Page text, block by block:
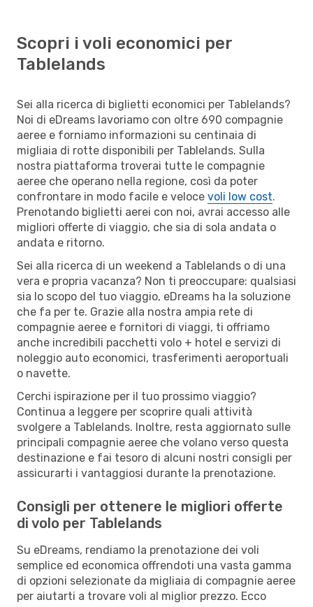
Scopri i voli economici per
Tablelands
Sei alla ricerca di biglietti economici per Tablelands?
Noi di eDreams lavoriamo con oltre 690 compagnie
aeree e forniamo informazioni su centinaia di
migliaia di rotte disponibili per Tablelands. Sulla
nostra piattaforma troverai tutte le compagnie
aeree che operano nella regione, così da poter
confrontare in modo facile e veloce voli low cost.
Prenotando biglietti aerei con noi, avrai accesso alle
migliori offerte di viaggio, che sia di sola andata o
andata e ritorno.
Sei alla ricerca di un weekend a Tablelands o di una
vera e propria vacanza? Non ti preoccupare: qualsiasi
sia lo scopo del tuo viaggio, eDreams ha la soluzione
che fa per te. Grazie alla nostra ampia rete di
compagnie aeree e fornitori di viaggi, ti offriamo
anche incredibili pacchetti volo + hotel e servizi di
noleggio auto economici, trasferimenti aeroportuali
o navette.
Cerchi ispirazione per il tuo prossimo viaggio?
Continua a leggere per scoprire quali attività
svolgere a Tablelands. Inoltre, resta aggiornato sulle
principali compagnie aeree che volano verso questa
destinazione e fai tesoro di alcuni nostri consigli per
assicurarti i vantaggiosi durante la prenotazione.
Consigli per ottenere le migliori offerte
di volo per Tablelands
Su eDreams, rendiamo la prenotazione dei voli
semplice ed economica offrendoti una vasta gamma
di opzioni selezionate da migliaia di compagnie aeree
per aiutarti a trovare voli al miglior prezzo. Ecco